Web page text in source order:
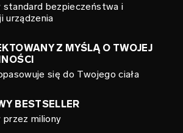
standard bezpieczeństwa i
urządzenia
Z MYŚLĄ O TWOJEJ
się do Twojego ciała
BESTSELLER
przez miliony